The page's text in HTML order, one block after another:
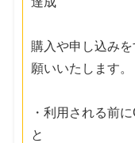
購入や申し込み
願いいたします。
・利用される前
と